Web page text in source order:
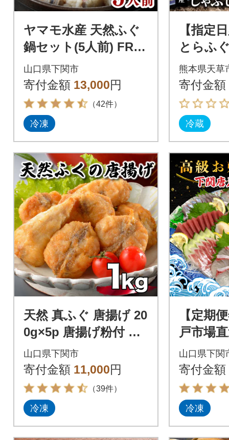
ヤマモ水産 天然ふぐ
鍋セット(5人前) FR01
9
山口県下関市
寄付金額 13,000円
（42件）
冷凍
【指定
とらふ
ぶセッ
熊本県天草
寄付金額
冷蔵
天然 真ふぐ 唐揚げ 20
0g×5p 唐揚げ粉付 AU
305-NT
山口県下関市
寄付金額 11,000円
（39件）
冷凍
【定期
戸市場
身 各2
冷凍 真
x
山口県下関
寄付金額
冷凍